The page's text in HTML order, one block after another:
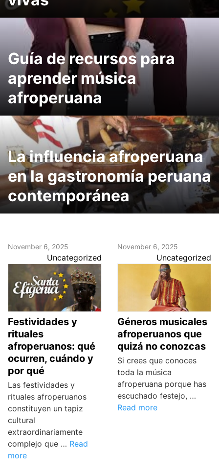
Guía de recursos para
aprender música
afroperuana
La influencia afroperuana
en la gastronomía peruana
contemporánea
November 6, 2025
Uncategorized
Festividades y
rituales
afroperuanos: qué
ocurren, cuándo y
por qué
Las festividades y
rituales afroperuanos
constituyen un tapiz
cultural
extraordinariamente
complejo que … Read
more
November 6, 2025
Uncategorized
Géneros musicales
afroperuanos que
quizá no conozcas
Si crees que conoces
toda la música
afroperuana porque has
escuchado festejo, …
Read more